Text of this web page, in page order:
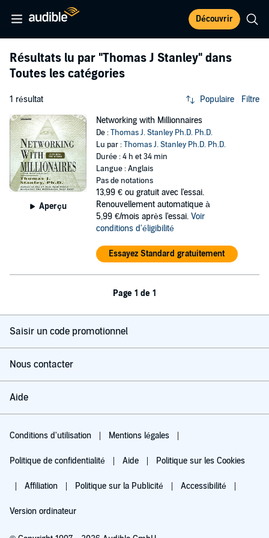
Découvrir
Résultats lu par "Thomas J Stanley" dans
Toutes les catégories
1 résultat Populaire Filtre
Aperçu
Networking with Millionnaires
De :Thomas J. Stanley Ph.D. Ph.D.
Lu par :Thomas J. Stanley Ph.D. Ph.D.
Durée : 4 h et 34 min
Langue : Anglais
Pas de notations
13,99 € ou gratuit avec l'essai.
Renouvellement automatique à
5,99 €/mois après l'essai. Voir
conditions d'éligibilité
Essayez Standard gratuitement
Page 1 de 1
Saisir un code promotionnel
Nous contacter
Aide
Conditions d'utilisation Mentions légales
Politique de confidentialité Aide Politique sur les Cookies
Affiliation Politique sur la Publicité Accessibilité
Version ordinateur